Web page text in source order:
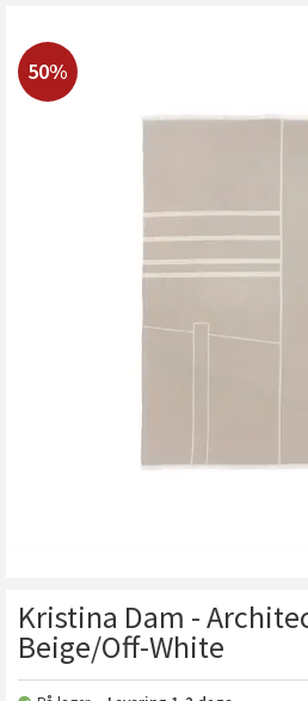
50%
Kristina Dam -
Beige/Off-White